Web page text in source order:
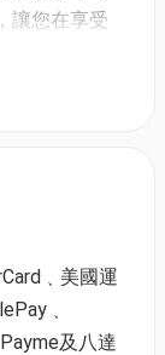
讓您在享受
演奏優雅悅
受美食的
惠
美國運
及八達